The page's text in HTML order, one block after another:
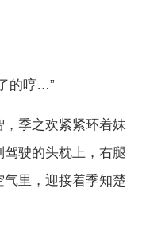
的哼…”
季之欢紧紧环着妹
驶的头枕上，右腿
里，迎接着季知楚